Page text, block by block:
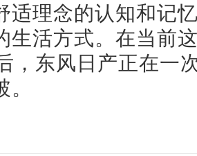
适理念的认知和记
生活方式。在当前
，东风日产正在一